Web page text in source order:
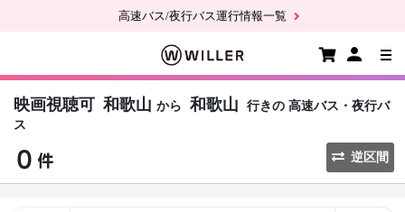
高速バス/夜行バス運行情報一覧
映画視聴可 和歌山 から 和歌山 行きの 高速バス・夜行バ
ス
逆区間